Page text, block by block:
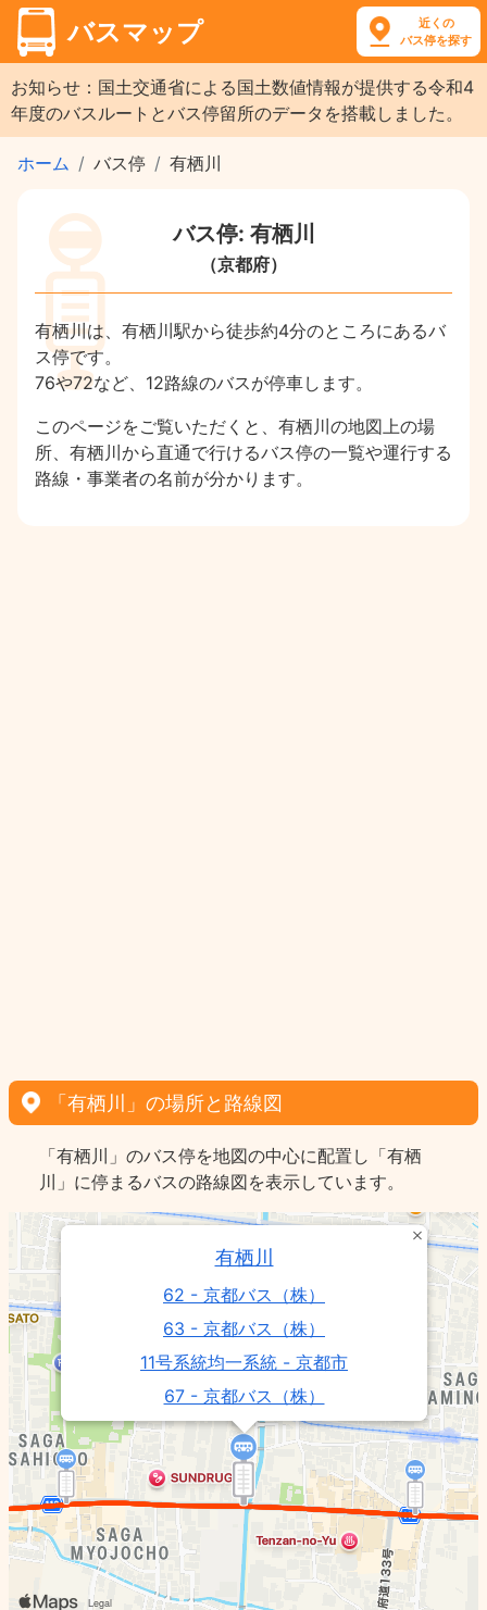
バスマップ
近くの
バス停を探す
お知らせ：国土交通省による国土数値情報が提供する令和4
年度のバスルートとバス停留所のデータを搭載しました。
ホーム バス停 有栖川
バス停: 有栖川
（京都府）
有栖川は、有栖川駅から徒歩約4分のところにあるバ
ス停です。
76や72など、12路線のバスが停車します。
このページをご覧いただくと、有栖川の地図上の場
所、有栖川から直通で行けるバス停の一覧や運行する
路線・事業者の名前が分かります。
「有栖川」の場所と路線図
「有栖川」のバス停を地図の中心に配置し「有栖
川」に停まるバスの路線図を表示しています。
有栖川
62 - 京都バス（株）
63 - 京都バス（株）
11号系統均一系統 - 京都市
67 - 京都バス（株）
苔寺・すず虫寺ー有栖川 - 京都バス（株）
75 - 京都バス（株）
66 - 京都バス（株）
73 - 京都バス（株）
76 - 京都バス（株）
83 - 京都バス（株）